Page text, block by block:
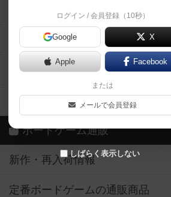
ログイン / 会員登録（10秒）
Google X
Apple Facebook
または
メールで会員登録
しばらく表示しない
掲示板・トピックス
ボドとも・会員一覧
ボードゲーム業界コラム
ボドゲーマご利用案内
ボードゲーム通販
新作・再入荷情報
定番ボードゲームの通販商品